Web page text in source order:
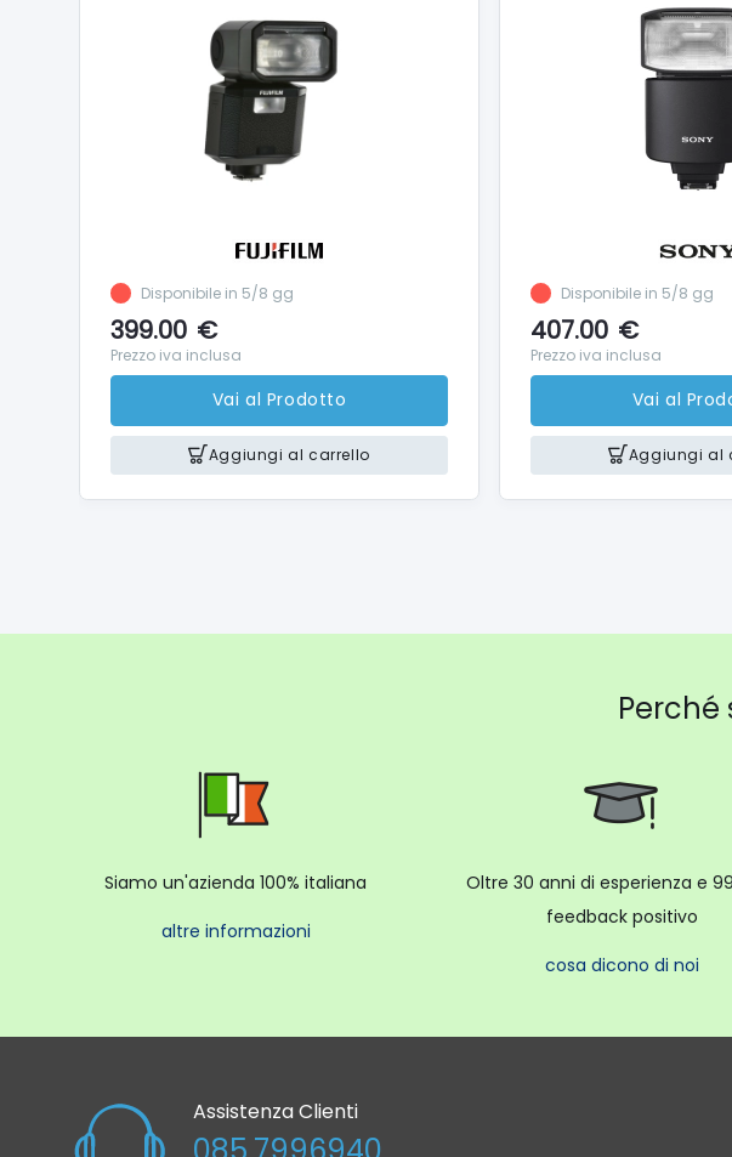
Disponibile in 5/8 gg
399.00 €
Prezzo iva inclusa
Vai al Prodotto
Aggiungi al carrello
Disponibile in 5/8 gg
407.00 €
Prezzo iva inclusa
Vai al
Aggiungi al
Perché
Siamo un'azienda 100% italiana
altre informazioni
Oltre 30 anni di esperienza e
feedback positivo
cosa dicono di noi
Assistenza Clienti